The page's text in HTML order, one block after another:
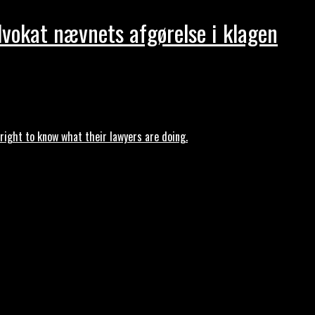
nævnets afgørelse i klagen
to know what their lawyers are doing.